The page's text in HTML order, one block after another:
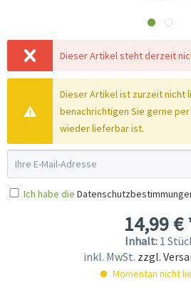
Dieser Artikel steht derzeit
Dieser Artikel ist zurzeit nicht
benachrichtigen Sie gerne
wieder lieferbar ist.
Ich habe die
14,99 €
Inhalt: 1
inkl. MwSt. zzgl.
Momentan nicht